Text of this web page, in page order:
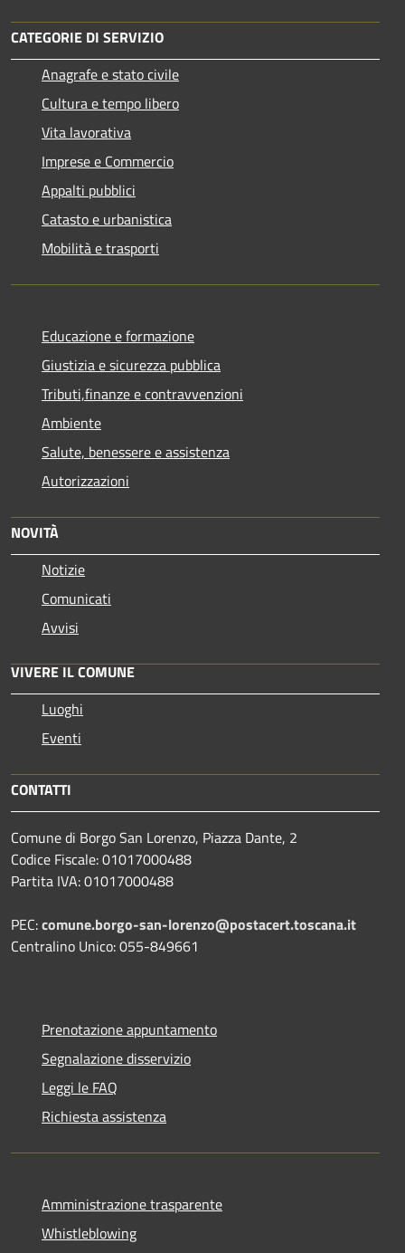
CATEGORIE DI SERVIZIO
Anagrafe e stato civile
Cultura e tempo libero
Vita lavorativa
Imprese e Commercio
Appalti pubblici
Catasto e urbanistica
Mobilità e trasporti
Educazione e formazione
Giustizia e sicurezza pubblica
Tributi,finanze e contravvenzioni
Ambiente
Salute, benessere e assistenza
Autorizzazioni
NOVITÀ
Notizie
Comunicati
Avvisi
VIVERE IL COMUNE
Luoghi
Eventi
CONTATTI
Comune di Borgo San Lorenzo, Piazza Dante, 2
Codice Fiscale: 01017000488
Partita IVA: 01017000488
PEC:comune.borgo-san-lorenzo@postacert.toscana.it
Centralino Unico: 055-849661
Prenotazione appuntamento
Segnalazione disservizio
Leggi le FAQ
Richiesta assistenza
Amministrazione trasparente
Whistleblowing